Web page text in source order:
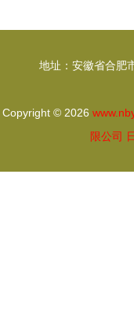
地址：安徽省合肥
Copyright © 2026
限公司